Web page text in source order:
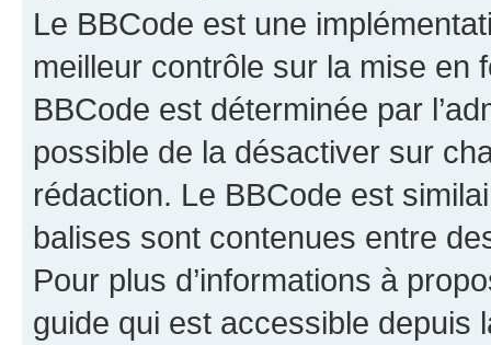
Le BBCode est une
meilleur contrôle sur la mise en
BBCode est déterminée par
possible de la désactiver sur
rédaction. Le BBCode est
balises sont contenues entre
Pour plus d’informations à
guide qui est accessible depuis